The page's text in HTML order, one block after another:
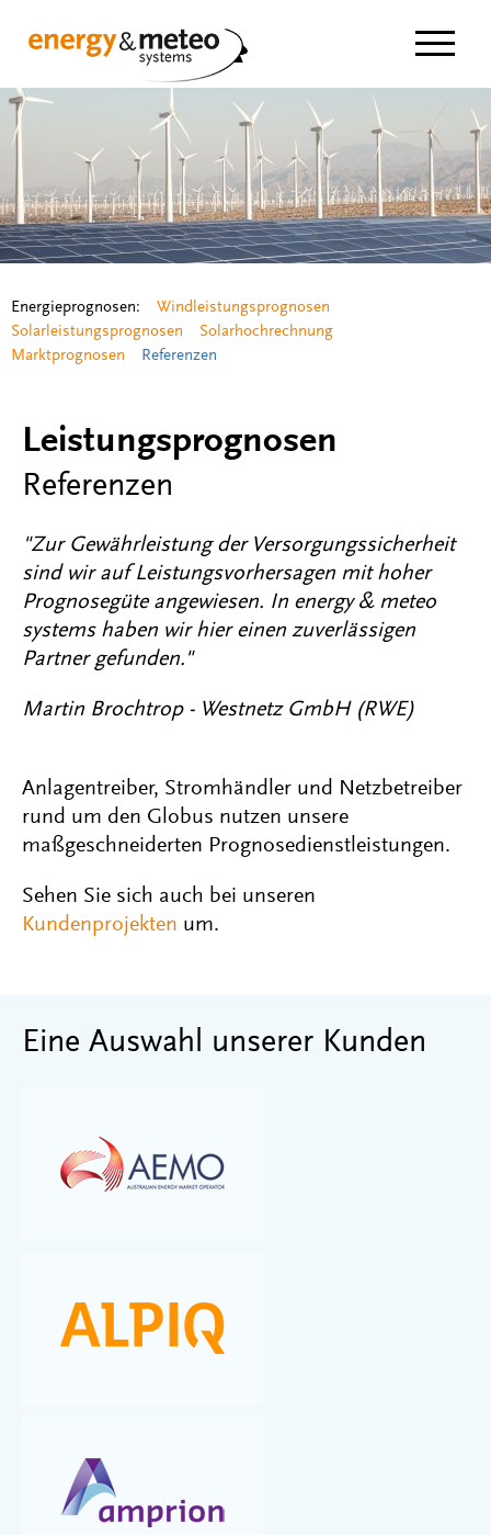
Energieprognosen:
Windleistungsprognosen
Solarleistungsprognosen
Solarhochrechnung
Marktprognosen
Referenzen
Leistungsprognosen
Referenzen
"Zur Gewährleistung der Versorgungssicherheit
sind wir auf Leistungsvorhersagen mit hoher
Prognosegüte angewiesen. In energy & meteo
systems haben wir hier einen zuverlässigen
Partner gefunden."
Martin Brochtrop - Westnetz GmbH (RWE)
Anlagentreiber, Stromhändler und Netzbetreiber
rund um den Globus nutzen unsere
maßgeschneiderten Prognosedienstleistungen.
Sehen Sie sich auch bei unseren
Kundenprojekten um.
Eine Auswahl unserer Kunden